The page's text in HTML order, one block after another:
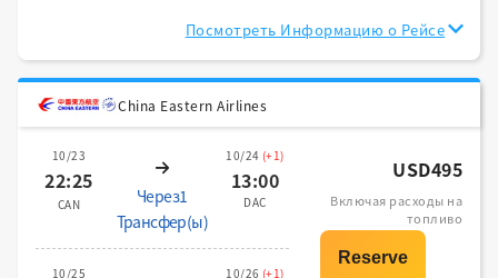
Посмотреть Информацию о Рейсе
China Eastern Airlines
10/23
22:25
CAN
Через1
Трансфер(ы)
10/24 (+1)
13:00
DAC
10/25 10/26 (+1)
USD495
Включая расходы на
топливо